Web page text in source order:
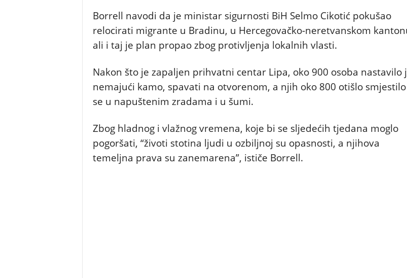
Borrell navodi da je ministar sigurnosti BiH Selmo Cikotić pokušao
relocirati migrante u Bradinu, u Hercegovačko-neretvanskom
ali i taj je plan propao zbog protivljenja lokalnih vlasti.
Nakon što je zapaljen prihvatni centar Lipa, oko 900 osoba nastavilo
nemajući kamo, spavati na otvorenom, a njih oko 800 otišlo smjestilo
se u napuštenim zradama i u šumi.
Zbog hladnog i vlažnog vremena, koje bi se sljedećih tjedana moglo
pogoršati, “životi stotina ljudi u ozbiljnoj su opasnosti, a njihova
temeljna prava su zanemarena”, ističe Borrell.